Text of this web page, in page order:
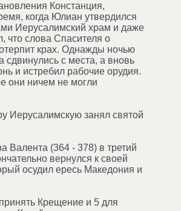
Констанция,
когда Юлиан утвердился
Иерусалимский храм и даже
что слова Спасителя о
крах. Однажды ночью
с места, а вновь
и истребил рабочие орудия.
они ничем не могли
Иерусалимскую занял святой
Валента (364 - 378) в третий
вернулся к своей
осудил ересь Македония и
Крещение и 5 для